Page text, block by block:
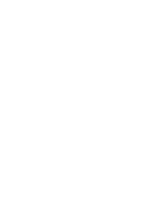
たから辞めたんだよ
ると思ったから
ながら アド街ックとか
りしてたんですよね うん
なと思って こう
って活動しようかなみたいな
いう感じなんですね
うのは そのなんか仕事が
うことじゃなくって
にさ
ずに